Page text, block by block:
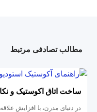
مطالب تصادفی مرتبط
ساخت اتاق اکوستیک و
در دنیای مدرن، با افزایش